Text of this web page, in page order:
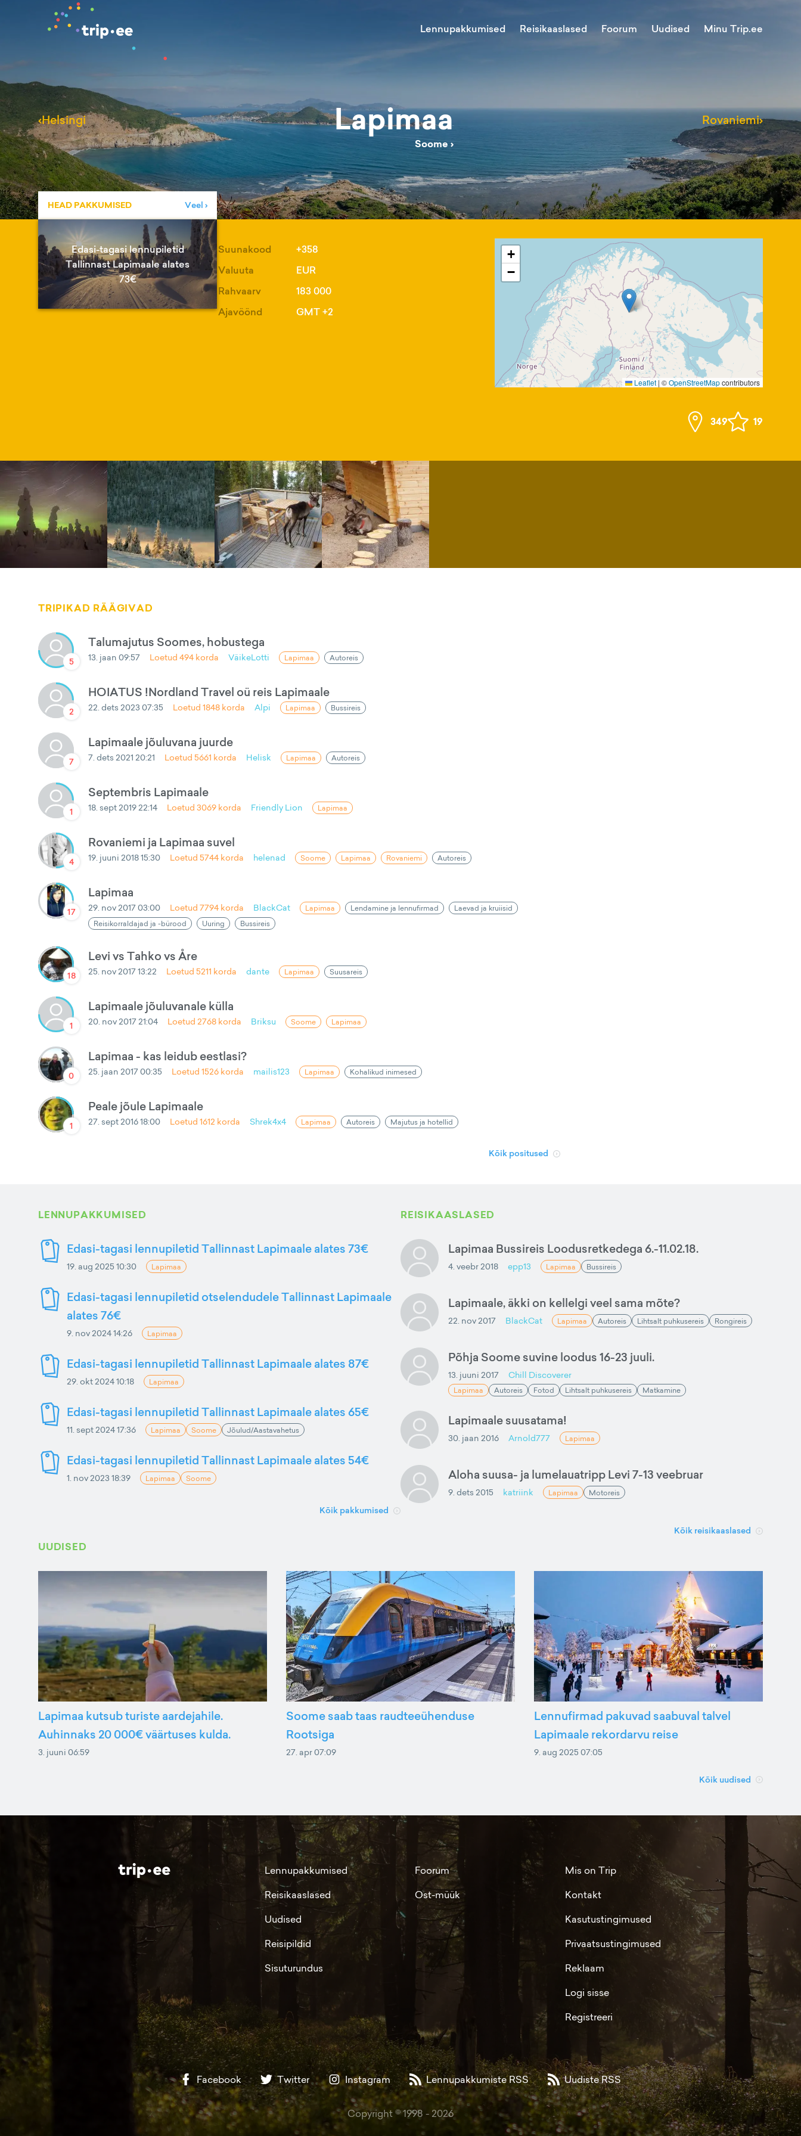
Lennupakkumised Reisikaaslased Foorum Uudised Minu Trip.ee
‹Helsingi Lapimaa
Soome›
Rovaniemi›
HEAD PAKKUMISED Veel ›
Edasi-tagasi lennupiletid
Tallinnast Lapimaale alates
73€
Suunakood
+358
Valuuta
EUR
Rahvaarv
183 000
Ajavöönd
GMT +2
+
−
Leaflet | ©OpenStreetMapcontributors
349 19
TRIPIKAD RÄÄGIVAD
5
Talumajutus Soomes, hobustega
13. jaan 09:57 Loetud 494 korda VäikeLotti Lapimaa Autoreis
2
HOIATUS !Nordland Travel oü reis Lapimaale
22. dets 2023 07:35 Loetud 1848 korda Alpi Lapimaa Bussireis
7
Lapimaale jõuluvana juurde
7. dets 2021 20:21 Loetud 5661 korda Helisk Lapimaa Autoreis
1
Septembris Lapimaale
18. sept 2019 22:14 Loetud 3069 korda Friendly Lion Lapimaa
4
Rovaniemi ja Lapimaa suvel
19. juuni 2018 15:30 Loetud 5744 korda helenad Soome Lapimaa Rovaniemi Autoreis
17
Lapimaa
29. nov 2017 03:00 Loetud 7794 korda BlackCat Lapimaa Lendamine ja lennufirmad
Laevad ja kruiisid
Reisikorraldajad ja -bürood
Uuring Bussireis
18
Levi vs Tahko vs Åre
25. nov 2017 13:22 Loetud 5211 korda dante Lapimaa Suusareis
1
Lapimaale jõuluvanale külla
20. nov 2017 21:04 Loetud 2768 korda Briksu Soome Lapimaa
0
Lapimaa - kas leidub eestlasi?
25. jaan 2017 00:35 Loetud 1526 korda mailis123 Lapimaa Kohalikud inimesed
1
Peale jõule Lapimaale
27. sept 2016 18:00 Loetud 1612 korda Shrek4x4 Lapimaa Autoreis Majutus ja hotellid
Kõik positused
LENNUPAKKUMISED
Edasi-tagasi lennupiletid Tallinnast Lapimaale alates 73€
19. aug 2025 10:30 Lapimaa
Edasi-tagasi lennupiletid otselendudele Tallinnast Lapimaale
alates 76€
9. nov 2024 14:26 Lapimaa
Edasi-tagasi lennupiletid Tallinnast Lapimaale alates 87€
29. okt 2024 10:18 Lapimaa
Edasi-tagasi lennupiletid Tallinnast Lapimaale alates 65€
11. sept 2024 17:36 Lapimaa Soome Jõulud/Aastavahetus
Edasi-tagasi lennupiletid Tallinnast Lapimaale alates 54€
1. nov 2023 18:39 Lapimaa Soome
Kõik pakkumised
REISIKAASLASED
Lapimaa Bussireis Loodusretkedega 6.-11.02.18.
4. veebr 2018 epp13 Lapimaa Bussireis
Lapimaale, äkki on kellelgi veel sama mõte?
22. nov 2017 BlackCat Lapimaa Autoreis Lihtsalt puhkusereis Rongireis
Põhja Soome suvine loodus 16-23 juuli.
13. juuni 2017 Chill Discoverer
Lapimaa Autoreis Fotod Lihtsalt puhkusereis Matkamine
Lapimaale suusatama!
30. jaan 2016 Arnold777 Lapimaa
Aloha suusa- ja lumelauatripp Levi 7-13 veebruar
9. dets 2015 katriink Lapimaa Motoreis
Kõik reisikaaslased
UUDISED
Lapimaa kutsub turiste aardejahile.
Auhinnaks 20 000€ väärtuses kulda.
3. juuni 06:59
Soome saab taas raudteeühenduse
Rootsiga
27. apr 07:09
Lennufirmad pakuvad saabuval talvel
Lapimaale rekordarvu reise
9. aug 2025 07:05
Kõik uudised
Lennupakkumised
Reisikaaslased
Uudised
Reisipildid
Sisuturundus
Foorum
Ost-müük
Mis on Trip
Kontakt
Kasutustingimused
Privaatsustingimused
Reklaam
Logi sisse
Registreeri
Facebook Twitter Instagram Lennupakkumiste RSS Uudiste RSS
Copyright © 1998 - 2026